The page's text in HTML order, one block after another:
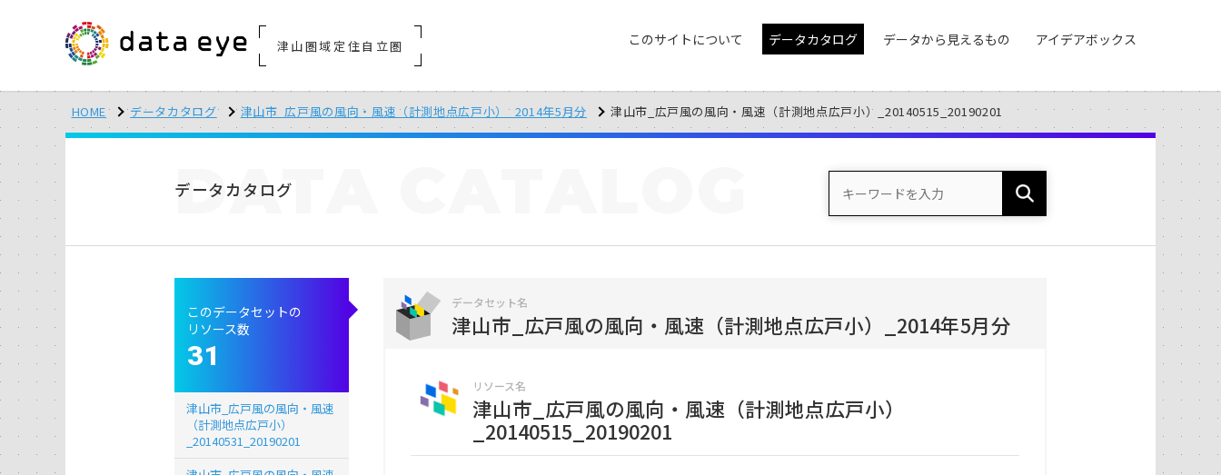
津山圏域定住自立圏 このサイトについて データカタログ データから見えるもの アイデアボックス
HOME データカタログ 津山市_広戸風の風向・風速（計測地点広戸小）_2014年5月分 津山市_広戸風の風向・風速（計測地点広戸小）_20140515_20190201
データカタログ
DATA
データセット名
津山市_広戸風の風向・風速（計測地点広戸小）_2014年5月分
リソース名
津山市_広戸風の風向・風速（計測地点広戸小）
_20140515_20190201
このデータセットの
リソース数
31
津山市_広戸風の風向・風速
（計測地点広戸小）
_20140531_20190201